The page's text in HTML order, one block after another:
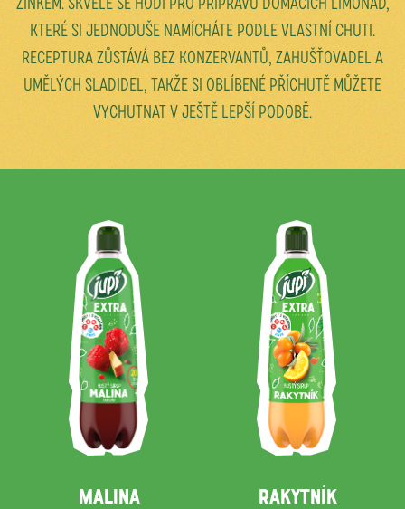
KTERÉ SI JEDNODUŠE NAMÍCHÁTE PODLE VLASTNÍ CHUTI.
RECEPTURA ZŮSTÁVÁ BEZ KONZERVANTŮ, ZAHUŠŤOVADEL A
UMĚLÝCH SLADIDEL, TAKŽE SI OBLÍBENÉ PŘÍCHUTĚ MŮŽETE
VYCHUTNAT V JEŠTĚ LEPŠÍ PODOBĚ.
MALINA RAKYTNÍK